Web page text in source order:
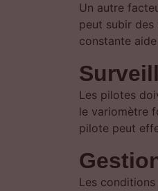
Un autre
peut subir des
constante
Les pilotes
le variomètre
pilote peut
Les